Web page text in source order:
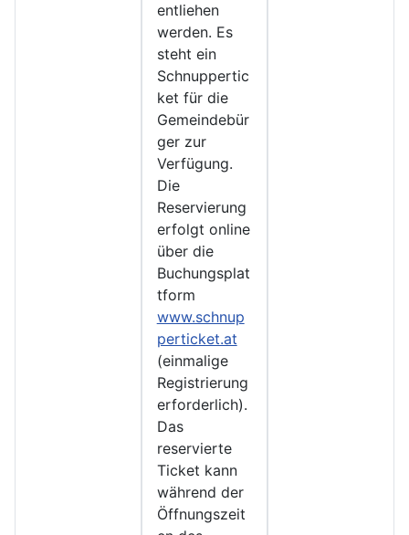
entliehen
werden. Es
steht ein
Schnuppertic
ket für die
Gemeindebür
ger zur
Verfügung.
Die
Reservierung
erfolgt online
über die
Buchungsplat
tform
www.schnup
perticket.at
(einmalige
Registrierung
erforderlich).
Das
reservierte
Ticket kann
während der
Öffnungszeit